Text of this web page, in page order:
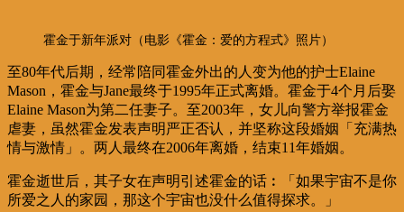
霍金于新年派对（电影《霍金：爱的方程式》照片）
至80年代后期，经常陪同霍金外出的人变为他的护士Elaine
Mason，霍金与Jane最终于1995年正式离婚。霍金于4个月后娶
Elaine Mason为第二任妻子。至2003年，女儿向警方举报霍金
虐妻，虽然霍金发表声明严正否认，并坚称这段婚姻「充满热
情与激情」。两人最终在2006年离婚，结束11年婚姻。
霍金逝世后，其子女在声明引述霍金的话︰「如果宇宙不是你
所爱之人的家园，那这个宇宙也没什么值得探求。」